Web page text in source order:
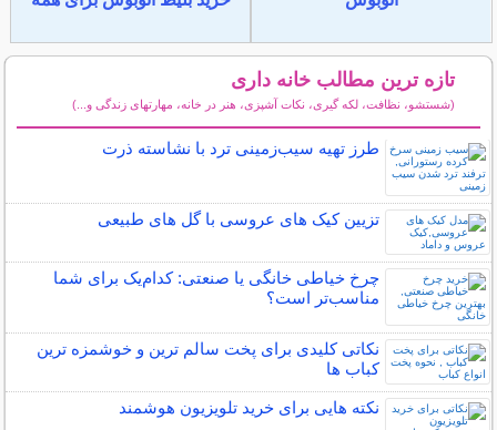
تازه ترین مطالب خانه داری
(شستشو، نظافت، لکه گیری، نکات آشپزی، هنر در خانه، مهارتهای زندگی و...)
طرز تهیه سیب‌زمینی ترد با نشاسته ذرت
تزیین کیک های عروسی با گل های طبیعی
چرخ خیاطی خانگی یا صنعتی: کدام‌یک برای شما
مناسب‌تر است؟
نکاتی کلیدی برای پخت سالم ترین و خوشمزه ترین
کباب ها
نکته هایی برای خرید تلویزیون هوشمند